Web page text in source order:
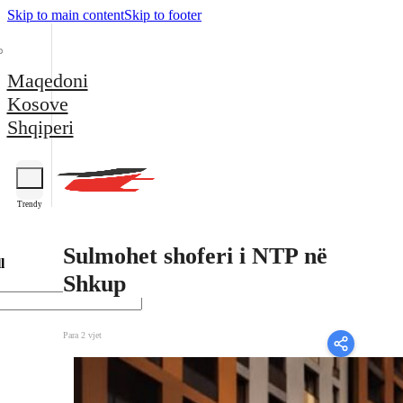
Skip to main contentSkip to footer
Maqedoni
Kosove
Shqiperi
Trendy
Sulmohet shoferi i NTP në
Shkup
Para 2 vjet